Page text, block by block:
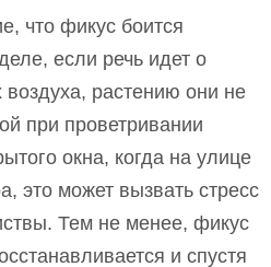
что фикус боится
если речь идет о
воздуха, растению они не
при проветривании
окна, когда на улице
это может вызвать стресс
Тем не менее, фикус
и спустя